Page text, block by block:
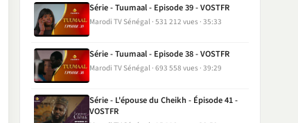
Série - Tuumaal - Episode 39 - VOSTFR
Marodi TV Sénégal 531 212 vues 35:33
Série - Tuumaal - Episode 38 - VOSTFR
Marodi TV Sénégal 693 558 vues 39:29
Série - L'épouse du Cheikh - Épisode 41 -
VOSTFR